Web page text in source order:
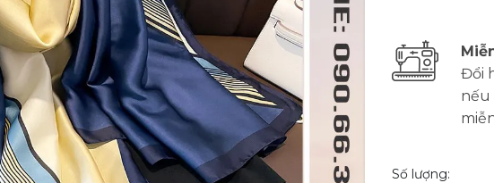
Đổi
nếu
Số lượng: